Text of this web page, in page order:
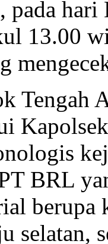
pada
13.00
Tengah
BRL
selatan,